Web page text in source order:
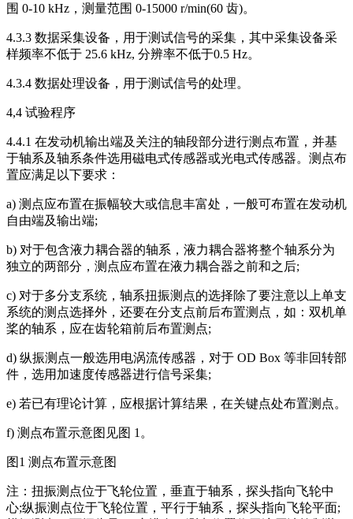
围 0-10 kHz，测量范围 0-15000 r/min(60 齿)。
4.3.3 数据采集设备，用于测试信号的采集，其中采集设备采
样频率不低于 25.6 kHz, 分辨率不低于0.5 Hz。
4.3.4 数据处理设备，用于测试信号的处理。
4,4 试验程序
4.4.1 在发动机输出端及关注的轴段部分进行测点布置，并基
于轴系及轴系条件选用磁电式传感器或光电式传感器。测点布
置应满足以下要求：
a) 测点应布置在振幅较大或信息丰富处，一般可布置在发动机
自由端及输出端;
b) 对于包含液力耦合器的轴系，液力耦合器将整个轴系分为
独立的两部分，测点应布置在液力耦合器之前和之后;
c) 对于多分支系统，轴系扭振测点的选择除了要注意以上单支
系统的测点选择外，还要在分支点前后布置测点，如：双机单
桨的轴系，应在齿轮箱前后布置测点;
d) 纵振测点一般选用电涡流传感器，对于 OD Box 等非回转部
件，选用加速度传感器进行信号采集;
e) 若已有理论计算，应根据计算结果，在关键点处布置测点。
f) 测点布置示意图见图 1。
图1 测点布置示意图
注：扭振测点位于飞轮位置，垂直于轴系，探头指向飞轮中
心;纵振测点位于飞轮位置，平行于轴系，探头指向飞轮平面;